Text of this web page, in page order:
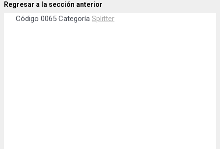
Regresar a la sección anterior
Código 0065 Categoría Splitter